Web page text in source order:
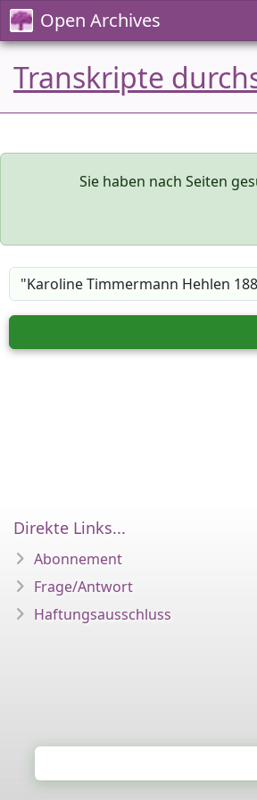
Open Archives
Transkripte
Sie haben nach Seiten
Direkte Links...
Abonnement
Frage/Antwort
Haftungsausschluss